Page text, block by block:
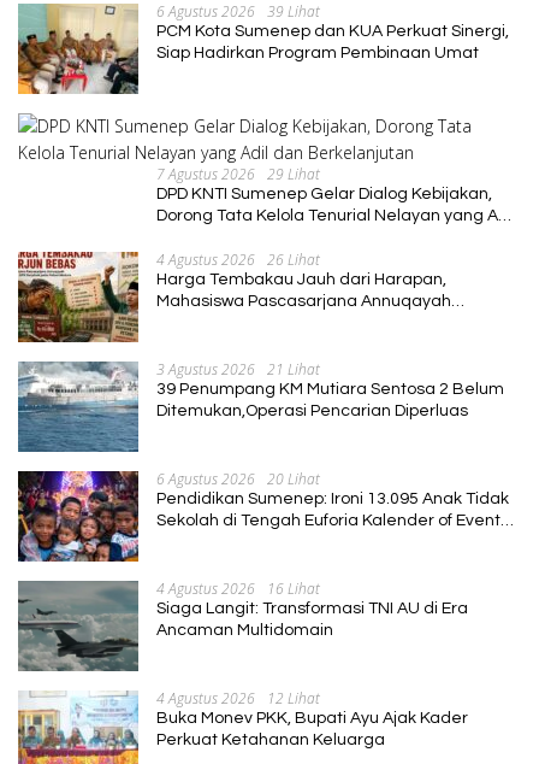
6 Agustus 2026 39 Lihat
PCM Kota Sumenep dan KUA Perkuat Sinergi,
Siap Hadirkan Program Pembinaan Umat
7 Agustus 2026 29 Lihat
DPD KNTI Sumenep Gelar Dialog Kebijakan,
Dorong Tata Kelola Tenurial Nelayan yang Adil
4 Agustus 2026 26 Lihat
Harga Tembakau Jauh dari Harapan,
Mahasiswa Pascasarjana Annuqayah
3 Agustus 2026 21 Lihat
39 Penumpang KM Mutiara Sentosa 2 Belum
Ditemukan,Operasi Pencarian Diperluas
6 Agustus 2026 20 Lihat
Pendidikan Sumenep: Ironi 13.095 Anak Tidak
Sekolah di Tengah Euforia Kalender of Event
4 Agustus 2026 16 Lihat
Siaga Langit: Transformasi TNI AU di Era
Ancaman Multidomain
4 Agustus 2026 12 Lihat
Buka Monev PKK, Bupati Ayu Ajak Kader
Perkuat Ketahanan Keluarga